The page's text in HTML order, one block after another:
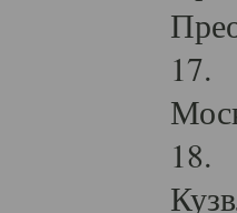
17.
18.